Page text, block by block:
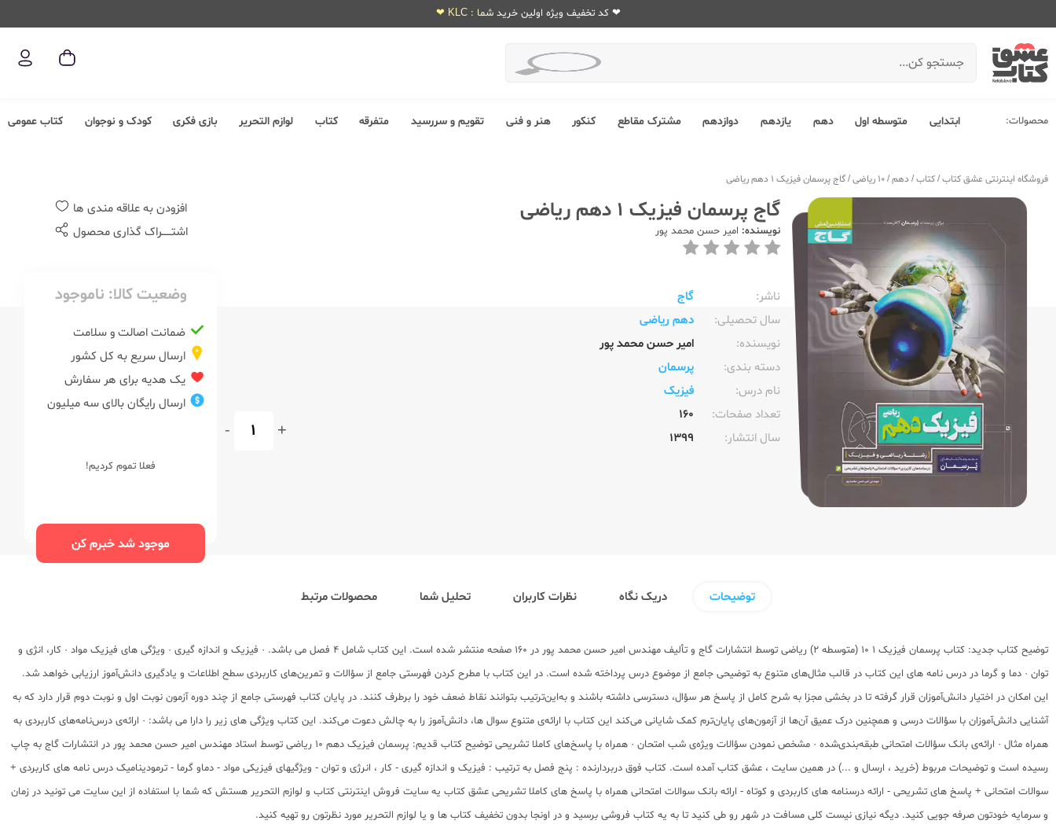
❤ کد تخفیف ویژه اولین خرید شما : KLC ❤
محصولات: ابتدایی متوسطه اول دهم یازدهم دوازدهم مشترک مقاطع کنکور هنر و فنی تقویم و سررسید متفرقه کتاب لوازم التحریر بازی فکری کودک و نوجوان کتاب عمومی
فروشگاه اینترنتی عشق کتاب/کتاب/دهم/10 ریاضی /گاج پرسمان فیزیک 1 دهم ریاضی
گاج پرسمان فیزیک 1 دهم ریاضی
نویسنده: امیر حسن محمد پور
ناشر:‌
گاج
سال تحصیلی:‌
دهم ریاضی
نویسنده:‌
امیر حسن محمد پور
دسته بندی:
پرسمان
نام درس:
فیزیک
تعداد صفحات:‌
160
سال انتشار:‌
1399
+
-
افزودن به علاقه مندی ها
اشتــــــراک گذاری محصول
وضعیت کالا: ناموجود
ضمانت اصالت و سلامت
ارسال سریع به کل کشور
یک هدیه برای هر سفارش
ارسال رایگان بالای سه میلیون
فعلا تموم کردیم!
موجود شد خبرم کن
توضیحات دریک نگاه نظرات کاربران تحلیل شما محصولات مرتبط
توضیح کتاب جدید: کتاب پرسمان فیزیک 1 10 (متوسطه 2) ریاضی توسط انتشارات گاج و تألیف مهندس امیر حسن محمد پور در 160 صفحه منتشر شده است. این کتاب شامل 4 فصل می باشد. · فیزیک و اندازه گیری · ویژگی های فیزیک مواد · کار، انژی و
توان · دما و گرما در درس نامه های این کتاب در قالب مثال‌های متنوع به توضیحی جامع از موضوع درس پرداخته شده است. در این کتاب با مطرح کردن فهرستی جامع از سؤالات و تمرین‌های کاربردی سطح اطلاعات و یادگیری دانش‌آموز ارزیابی خواهد شد.
این امکان در اختیار دانش‌آموزان قرار گرفته تا در بخشی مجزا به شرح کامل از پاسخ هر سؤال، دسترسی داشته باشند و به‌این‌ترتیب بتوانند نقاط ضعف خود را برطرف کنند. در پایان کتاب فهرستی جامع از چند دوره آزمون نوبت اول و نوبت دوم قرار دارد که به
آشنایی دانش‌آموزان با سؤالات درسی و همچنین درک عمیق آن‌ها از آزمون‌های پایان‌ترم کمک شایانی می‌کند این کتاب با ارائه‌ی متنوع سوال ها، دانش‌آموز را به چالش دعوت می‌کند. این کتاب ویژگی های زیر را دارا می باشد: · ارائه‌ی درس‌نامه‌های کاربردی به
همراه مثال · ارائه‌ی بانک سؤالات امتحانی طبقه‌بندی‌شده · مشخص نمودن سؤالات ویژه‌ی شب امتحان · همراه با پاسخ‌های کاملا تشریحی توضیح کتاب قدیم: پرسمان فیزیک دهم 10 ریاضی توسط استاد مهندس امیر حسن محمد پور در انتشارات گاج به چاپ
رسیده است و توضیحات مربوط (خرید ، ارسال و ...) در همین سایت ، عشق کتاب آمده است. کتاب فوق دربردارنده : پنج فصل به ترتیب : فیزیک و اندازه گیری - کار ، انرژی و توان - ویژگیهای فیزیکی مواد - دماو گرما - ترمودینامیک درس نامه های کاربردی +
سوالات امتحانی + پاسخ های تشریحی - ارائه درسنامه های کاربردی و کوتاه - ارائه بانک سوالات امتحانی همراه با پاسخ های کاملا تشریحی عشق کتاب یه سایت فروش اینترنتی کتاب و لوازم التحریر هستش که شما با استفاده از این سایت می تونید در زمان
و سرمایه خودتون صرفه جویی کنید. دیگه نیازی نیست کلی مسافت در شهر رو طی کنید تا به یه کتاب فروشی برسید و در اونجا بدون تخفیف کتاب ها و یا لوازم التحریر مورد نظرتون رو تهیه کنید.